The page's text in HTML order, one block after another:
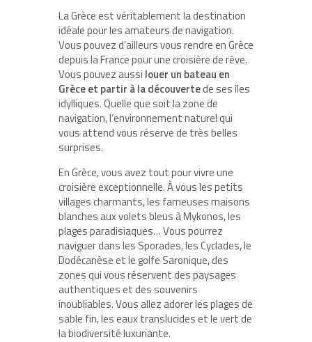
La Grèce est véritablement la destination
idéale pour les amateurs de navigation.
Vous pouvez d’ailleurs vous rendre en Grèce
depuis la France pour une croisière de rêve.
Vous pouvez aussi louer un bateau en
Grèce et partir à la découvertede ses îles
idylliques. Quelle que soit la zone de
navigation, l’environnement naturel qui
vous attend vous réserve de très belles
surprises.
En Grèce, vous avez tout pour vivre une
croisière exceptionnelle. À vous les petits
villages charmants, les fameuses maisons
blanches aux volets bleus à Mykonos, les
plages paradisiaques… Vous pourrez
naviguer dans les Sporades, les Cyclades, le
Dodécanèse et le golfe Saronique, des
zones qui vous réservent des paysages
authentiques et des souvenirs
inoubliables. Vous allez adorer les plages de
sable fin, les eaux translucides et le vert de
la biodiversité luxuriante.